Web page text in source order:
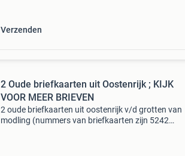
Verzenden
2 Oude briefkaarten uit Oostenrijk ; KIJK
VOOR MEER BRIEVEN
2 oude briefkaarten uit oostenrijk v/d grotten van
modling (nummers van briefkaarten zijn 5242